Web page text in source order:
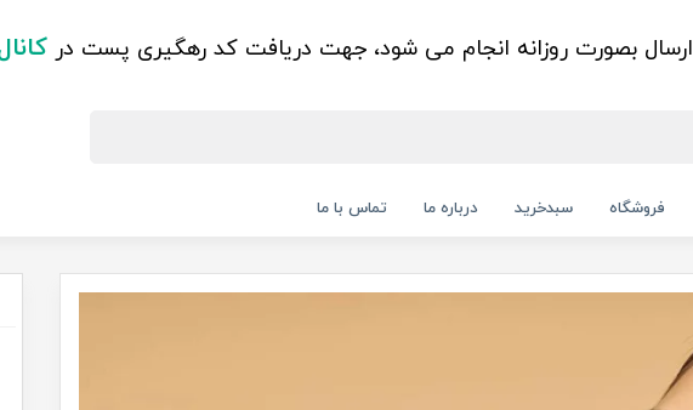
ارسال بصورت روزانه انجام می شود، جهت دریافت کد رهگیری پست در
فروشگاه سبدخرید درباره ما تماس با ما